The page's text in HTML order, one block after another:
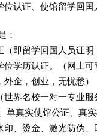
位认证、使馆留学回
：
即留学回国人员证
学历认证。（网上
外企，创业，无忧愁
界名校一对一专业
真实使馆公证、真
、烫金、激光防伪、